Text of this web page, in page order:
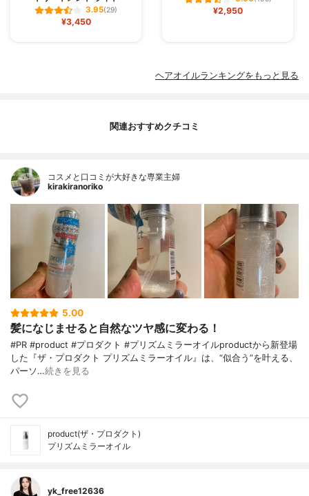
3.95(29)
¥3,450
¥2,950
ヘアオイルランキングをもっと見る
関連おすすめクチコミ
コスメと口コミが大好きな専業主婦
kirakiranoriko
5.00
髪になじませると自然なツヤ感に変わる！
#PR #product #プロダクト #プリズムミラーオイルproductから新登場
した『ザ・プロダクト プリズムミラーオイル』は、“似合う”を叶える、
パーソ…続きを見る
product(ザ・プロダクト)
プリズムミラーオイル
yk_free12636